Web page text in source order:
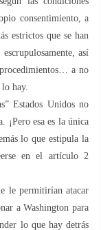
consentimiento, a
estrictos que se han
así
a no
hay.
Estados Unidos no
¡Pero esa es la única
lo que estipula la
en el artículo 2
le permitirían atacar
a Washington para
lo que hay detrás